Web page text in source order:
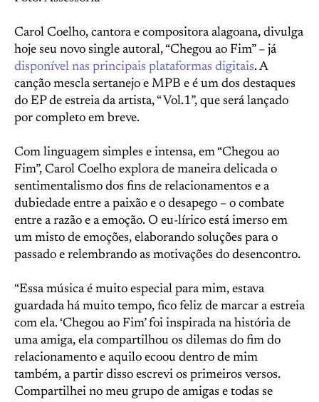
Carol Coelho, cantora e compositora alagoana, divulga
hoje seu novo single autoral, “Chegou ao Fim” – já
disponível nas principais plataformas digitais. A
canção mescla sertanejo e MPB e é um dos destaques
do EP de estreia da artista, “ Vol.1”, que será lançado
por completo em breve.
Com linguagem simples e intensa, em “Chegou ao
Fim”, Carol Coelho explora de maneira delicada o
sentimentalismo dos fins de relacionamentos e a
dubiedade entre a paixão e o desapego – o combate
entre a razão e a emoção. O eu-lírico está imerso em
um misto de emoções, elaborando soluções para o
passado e relembrando as motivações do desencontro.
“Essa música é muito especial para mim, estava
guardada há muito tempo, fico feliz de marcar a estreia
com ela. ‘Chegou ao Fim’ foi inspirada na história de
uma amiga, ela compartilhou os dilemas do fim do
relacionamento e aquilo ecoou dentro de mim
também, a partir disso escrevi os primeiros versos.
Compartilhei no meu grupo de amigas e todas se